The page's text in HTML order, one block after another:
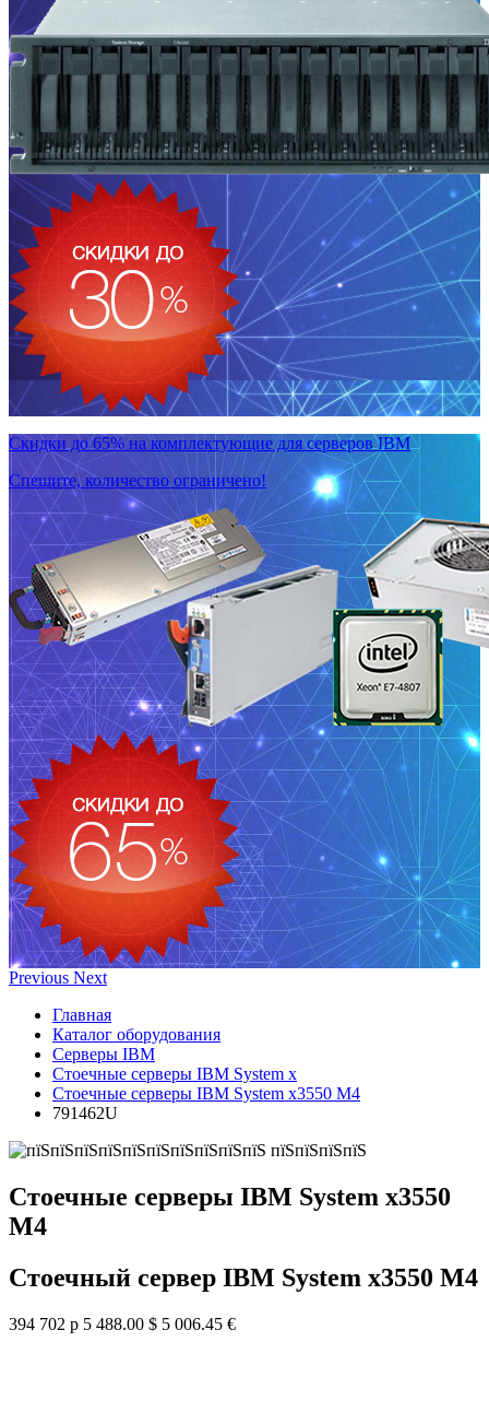
Скидки до 65% на комплектующие для серверов IBM
Спешите, количество ограничено!
Previous Next
Главная
Каталог оборудования
Серверы IBM
Стоечные серверы IBM System x
Стоечные серверы IBM System x3550 M4
791462U
Стоечные серверы IBM System x3550
M4
Стоечный сервер IBM System x3550 M4
394 702 р 5 488.00 $ 5 006.45 €